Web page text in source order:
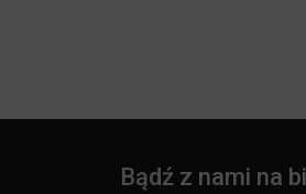
Bądź z nami na